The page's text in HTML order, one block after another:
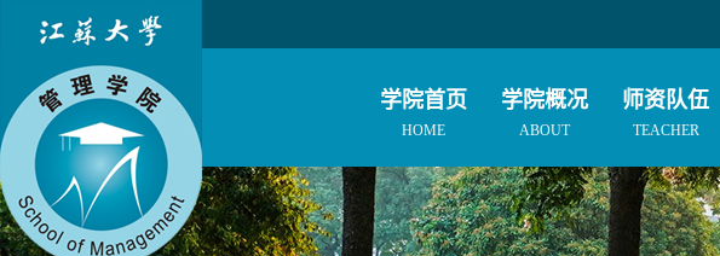
学院首页
HOME
学院概况
ABOUT
师资队伍
TEACHER